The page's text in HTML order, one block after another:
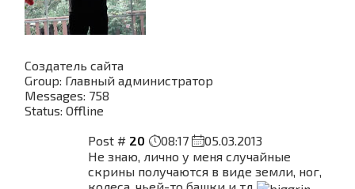
Создатель сайта
Group: Главный администратор
Messages: 758
Status: Offline
Post # 20 08:17
05.03.2013
Не знаю, лично у меня случайные
скрины получаются в виде земли, ног,